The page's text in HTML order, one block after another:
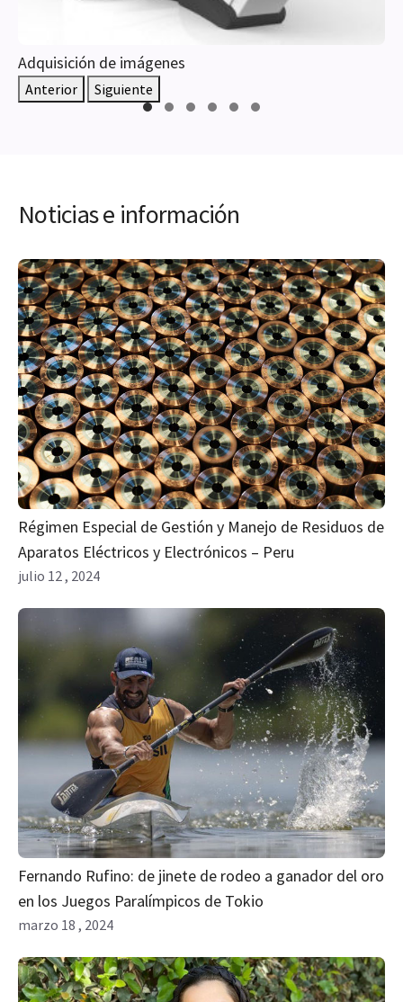
Adquisición de imágenes
Anterior Siguiente
Noticias e información
Régimen Especial de Gestión y Manejo de Residuos de
Aparatos Eléctricos y Electrónicos – Peru
julio 12 , 2024
Fernando Rufino: de jinete de rodeo a ganador del oro
en los Juegos Paralímpicos de Tokio
marzo 18 , 2024